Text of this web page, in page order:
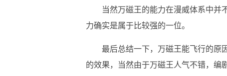
当然万磁王的能力在漫威体系中并
力确实是属于比较强的一位。
最后总结一下，万磁王能飞行的原
的效果，当然由于万磁王人气不错，编